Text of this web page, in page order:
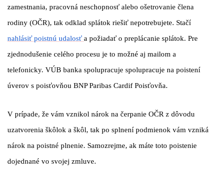
zamestnania, pracovná neschopnosť alebo ošetrovanie člena
rodiny (OČR), tak odklad splátok riešiť nepotrebujete. Stačí
nahlásiť poistnú udalosť a požiadať o preplácanie splátok. Pre
zjednodušenie celého procesu je to možné aj mailom a
telefonicky. VÚB banka spolupracuje spolupracuje na poistení
úverov s poisťovňou BNP Paribas Cardif Poisťovňa.
V prípade, že vám vznikol nárok na čerpanie OČR z dôvodu
uzatvorenia škôlok a škôl, tak po splnení podmienok vám vzniká
nárok na poistné plnenie. Samozrejme, ak máte toto poistenie
dojednané vo svojej zmluve.